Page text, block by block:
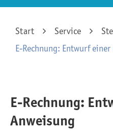
Start Service
E-Rechnung: Entwurf
E-Rechnung:
Anweisung